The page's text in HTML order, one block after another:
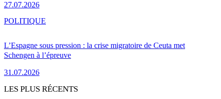
27.07.2026
L’Espagne sous pression : la crise migratoire de Ceuta met
Schengen à l’épreuve
31.07.2026
POLITIQUE
LES PLUS RÉCENTS